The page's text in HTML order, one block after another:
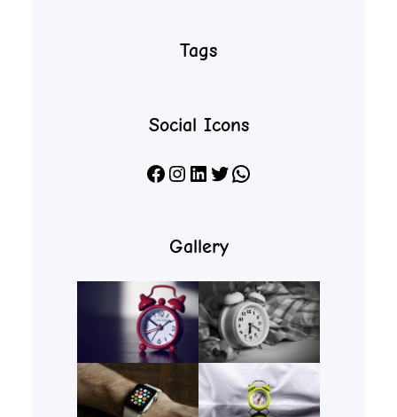
Tags
Social Icons
Facebook Instagram LinkedIn X WhatsApp
Gallery